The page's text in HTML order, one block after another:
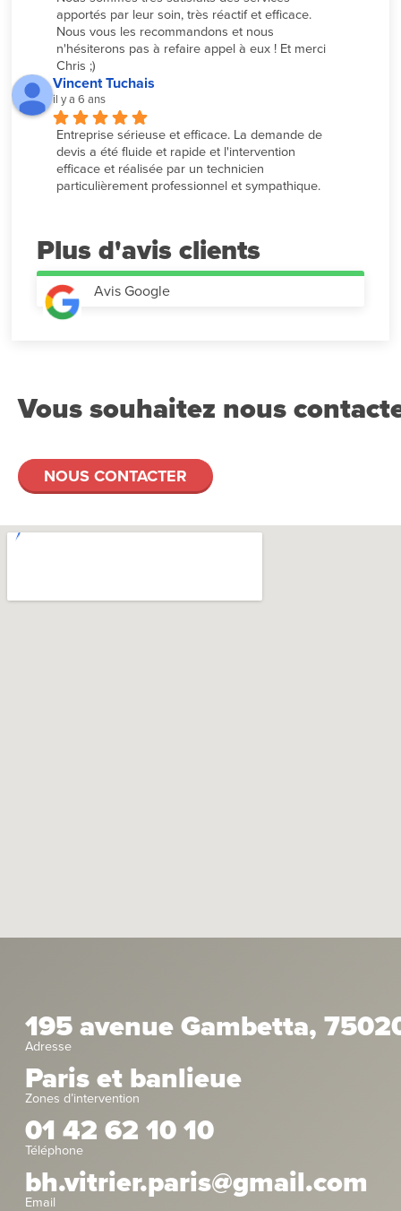
apportés par leur soin, très réactif et efficace.
Nous vous les recommandons et nous
n'hésiterons pas à refaire appel à eux ! Et merci
Chris ;)
Vincent Tuchais
il y a 6 ans
Entreprise sérieuse et efficace. La demande de
devis a été fluide et rapide et l'intervention
efficace et réalisée par un technicien
particulièrement professionnel et sympathique.
Plus d'avis
Avis Google
Vous souhaitez nous
NOUS CONTACTER
195 avenue Gambetta,
Adresse
Paris et banlieue
Zones d’intervention
01 42 62 10 10
Téléphone
bh.vitrier.paris@gmail.com
Email